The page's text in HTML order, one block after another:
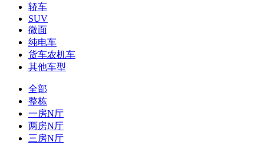
轿车
SUV
微面
纯电车
货车农机车
其他车型
全部
整栋
一房N厅
两房N厅
三房N厅